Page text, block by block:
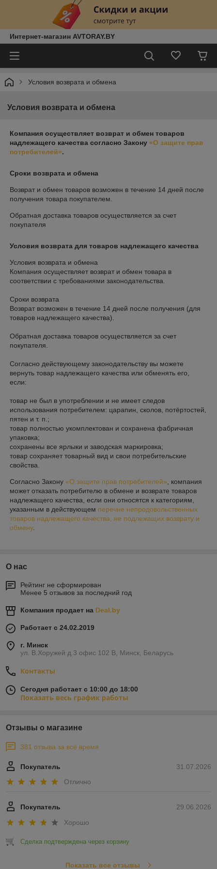
Интернет-магазин AVTORAY.BY
Условия возврата и обмена
Условия возврата и обмена
Компания осуществляет возврат и обмен товаров
надлежащего качества согласно Закону «О защите прав
потребителей».
Сроки возврата и обмена
Возврат и обмен товаров возможен в течение 14 дней после
получения товара покупателем.
Обратная доставка товаров осуществляется за счет
покупателя
Условия возврата для товаров надлежащего качества
Условия возврата и обмена
Компания осуществляет возврат и обмен товара в
соответствии с требованиями законодательства.
Сроки возврата
Возврат возможен в течение 14 дней после получения (для
товаров надлежащего качества).
Обратная доставка товаров осуществляется за счет
покупателя.
Согласно действующему законодательству вы можете
вернуть товар надлежащего качества или обменять его,
если:
товар не был в употреблении и не имеет следов
использования потребителем: царапин, сколов, потёртостей,
пятен и т. п.;
товар полностью укомплектован и сохранена фабричная
упаковка;
сохранены все ярлыки и заводская маркировка;
товар сохраняет товарный вид и свои потребительские
свойства.
Согласно Закону «О защите прав потребителей» , компания
может отказать потребителю в обмене и возврате товаров
надлежащего качества, если они относятся к категориям,
указанным в действующем перечне непродовольственных
товаров надлежащего качества, не подлежащих возврату и
обмену.
О нас
Рейтинг не сформирован
Менее 5 отзывов за последний год
Компания продает на Deal.by
Работает с 24.02.2019
г. Минск
ул. В.Хоружей д.3 офис 102 В, Минск, Беларусь
Контакты
Сегодня работает с 10:00 до 18:00
Показать весь график работы
Отзывы о магазине
381 отзыва за всё время
31.07.2026
Покупатель
Отлично
29.06.2026
Покупатель
Хорошо
Сделка подтверждена через корзину
Показать все отзывы